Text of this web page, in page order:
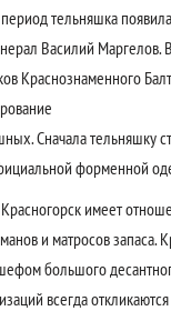
тельняшка
Василий
Краснознаменного
Сначала тельняшку
форменной
имеет
и матросов
большого
всегда